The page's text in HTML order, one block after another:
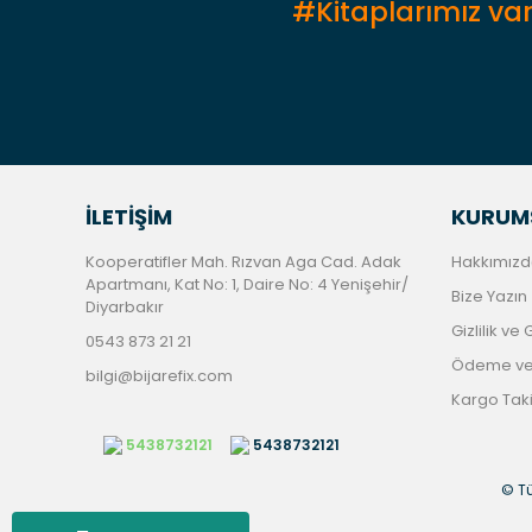
#Kitaplarımız
İLETİŞİM
Kooperatifler Mah. Rızvan Aga Cad. Adak
Apartmanı, Kat No: 1, Daire No: 4 Yenişehir/
Diyarbakır
0543 873 21 21
bilgi@bijarefix.com
Bize Yazın
Gizlilik ve
Ödeme
Kargo
5438732121 5438732121
©